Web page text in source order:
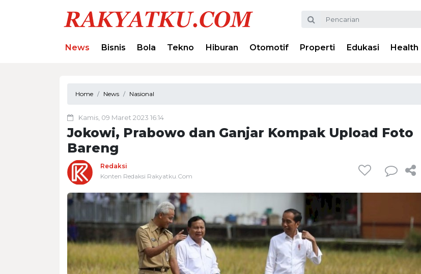
News Bisnis Bola Tekno Hiburan Otomotif Properti Edukasi Health
Home News Nasional
Kamis, 09 Maret 2023 16:14
Jokowi, Prabowo dan Ganjar Kompak Upload Foto
Bareng
Redaksi
Konten Redaksi Rakyatku.Com